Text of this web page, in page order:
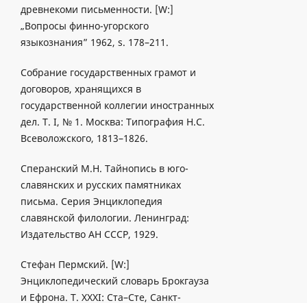
древнекоми письменности. [W:]
„Вопросы финно-угорского
языкознания” 1962, s. 178–211.
Собрaниe госудapcтвeнных грамот и
договоров, хранящихся в
государственной коллегии иностранных
дел. T. I, № 1. Москва: Типография Н.С.
Всеволожского, 1813–1826.
Сперанский М.Н. Тайнопись в юго-
славянских и русских памятниках
письма. Серия Энциклопедия
славянской филологии. Ленинград:
Издательство АН СССР, 1929.
Стефан Пермский. [W:]
Энциклопедический словарь Брокгауза
и Ефрона. T. XXXI: Ста–Сте, Санкт-